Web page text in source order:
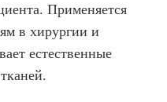
Применяется
в хирургии и
естественные